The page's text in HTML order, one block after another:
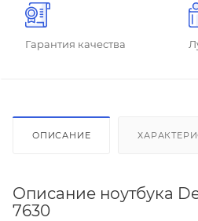
Гарантия качества
ОПИСАНИЕ
Описание ноутбука
7630